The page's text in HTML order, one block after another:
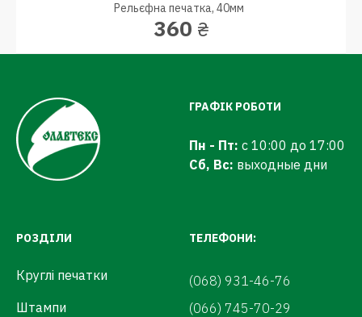
Рельєфна печатка, 40мм
360 ₴
ГРАФІК РОБОТИ
Пн - Пт: с 10:00 до 17:00
Сб, Вс: выходные дни
РОЗДІЛИ
Круглі печатки
Штампи
ТЕЛЕФОНИ:
(068) 931-46-76
(066) 745-70-29